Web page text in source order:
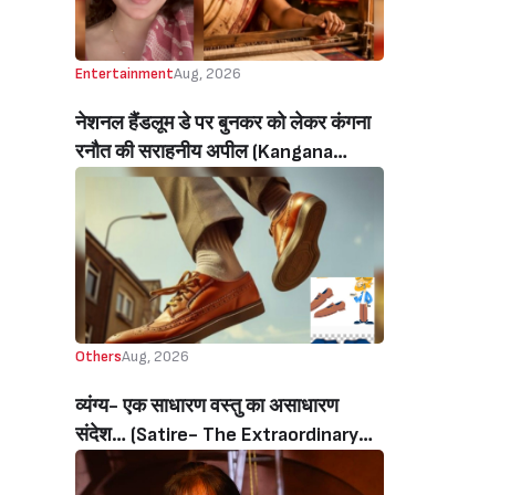
EntertainmentAug, 2026
नेशनल हैंडलूम डे पर बुनकर को लेकर कंगना
रनौत की सराहनीय अपील (Kangana
Ranaut’s Commendable Appeal
Regarding Weavers On National
Handloom Day)
OthersAug, 2026
व्यंग्य- एक साधारण वस्तु का असाधारण
संदेश… (Satire- The Extraordinary
Message Of An Ordinary Object…)